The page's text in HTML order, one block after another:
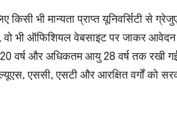
किसी भी मान्यता प्राप्त यूनिवर्सिटी
वो भी ऑफिशियल वेबसाइट पर जाकर
वर्ष और अधिकतम आयु 28 वर्ष तक रखी
एससी, एसटी और आरक्षित वर्गों को